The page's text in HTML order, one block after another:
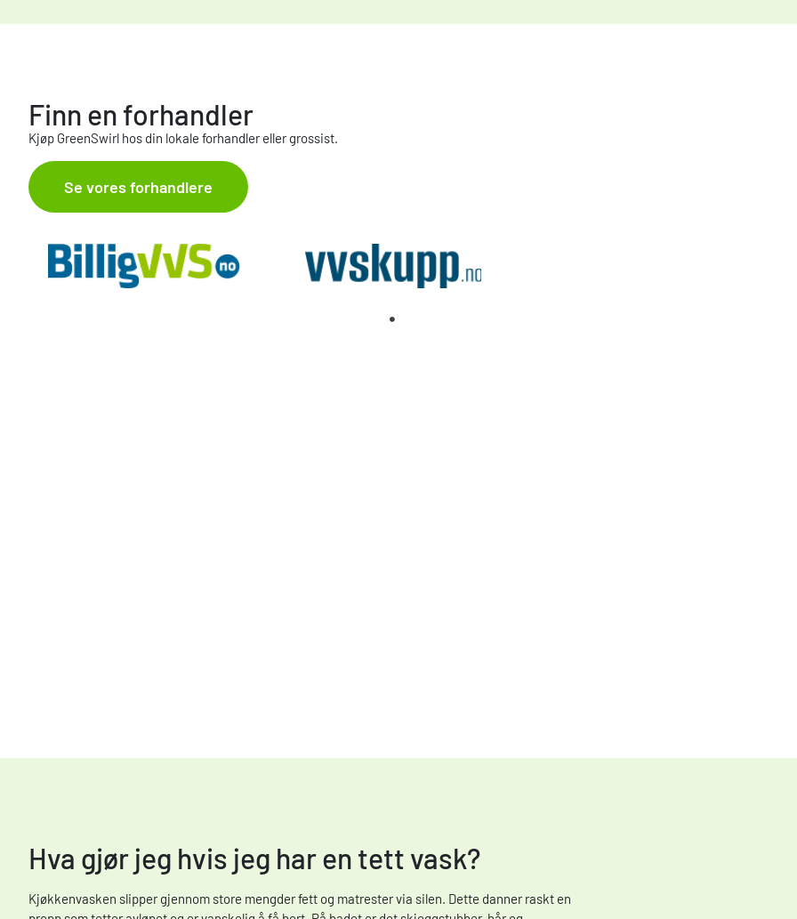
Finn en forhandler
Kjøp GreenSwirl hos din lokale forhandler eller grossist.
Se vores forhandlere
Hva gjør jeg hvis jeg har en tett vask?
Kjøkkenvasken slipper gjennom store mengder fett og matrester via silen. Dette danner raskt en